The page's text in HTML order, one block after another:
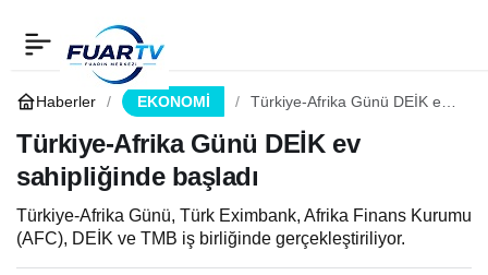
Haberler EKONOMİ
Türkiye-Afrika Günü DEİK ev
Türkiye-Afrika Günü DEİK ev
sahipliğinde başladı
Türkiye-Afrika Günü, Türk Eximbank, Afrika Finans Kurumu
(AFC), DEİK ve TMB iş birliğinde gerçekleştiriliyor.
Türkiye-Afrika Günü
DEİK ev sahipliğinde
başladı